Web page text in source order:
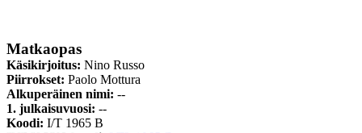
Matkaopas
Käsikirjoitus: Nino Russo
Piirrokset: Paolo Mottura
Alkuperäinen nimi: --
1. julkaisuvuosi: --
Koodi: I/T 1965 B